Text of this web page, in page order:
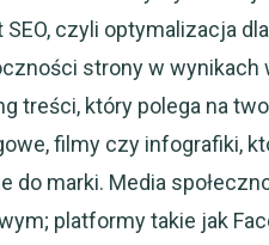
czyli optymalizacja
strony w
treści, który polega na
filmy czy infografiki,
do marki. Media
platformy takie jak